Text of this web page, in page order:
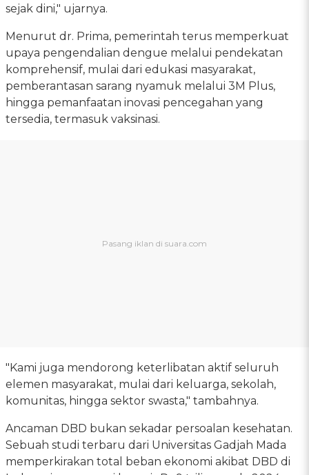
sejak dini," ujarnya.
Menurut dr. Prima, pemerintah terus memperkuat
upaya pengendalian dengue melalui pendekatan
komprehensif, mulai dari edukasi masyarakat,
pemberantasan sarang nyamuk melalui 3M Plus,
hingga pemanfaatan inovasi pencegahan yang
tersedia, termasuk vaksinasi.
"Kami juga mendorong keterlibatan aktif seluruh
elemen masyarakat, mulai dari keluarga, sekolah,
komunitas, hingga sektor swasta," tambahnya.
Ancaman DBD bukan sekadar persoalan kesehatan.
Sebuah studi terbaru dari Universitas Gadjah Mada
memperkirakan total beban ekonomi akibat DBD di